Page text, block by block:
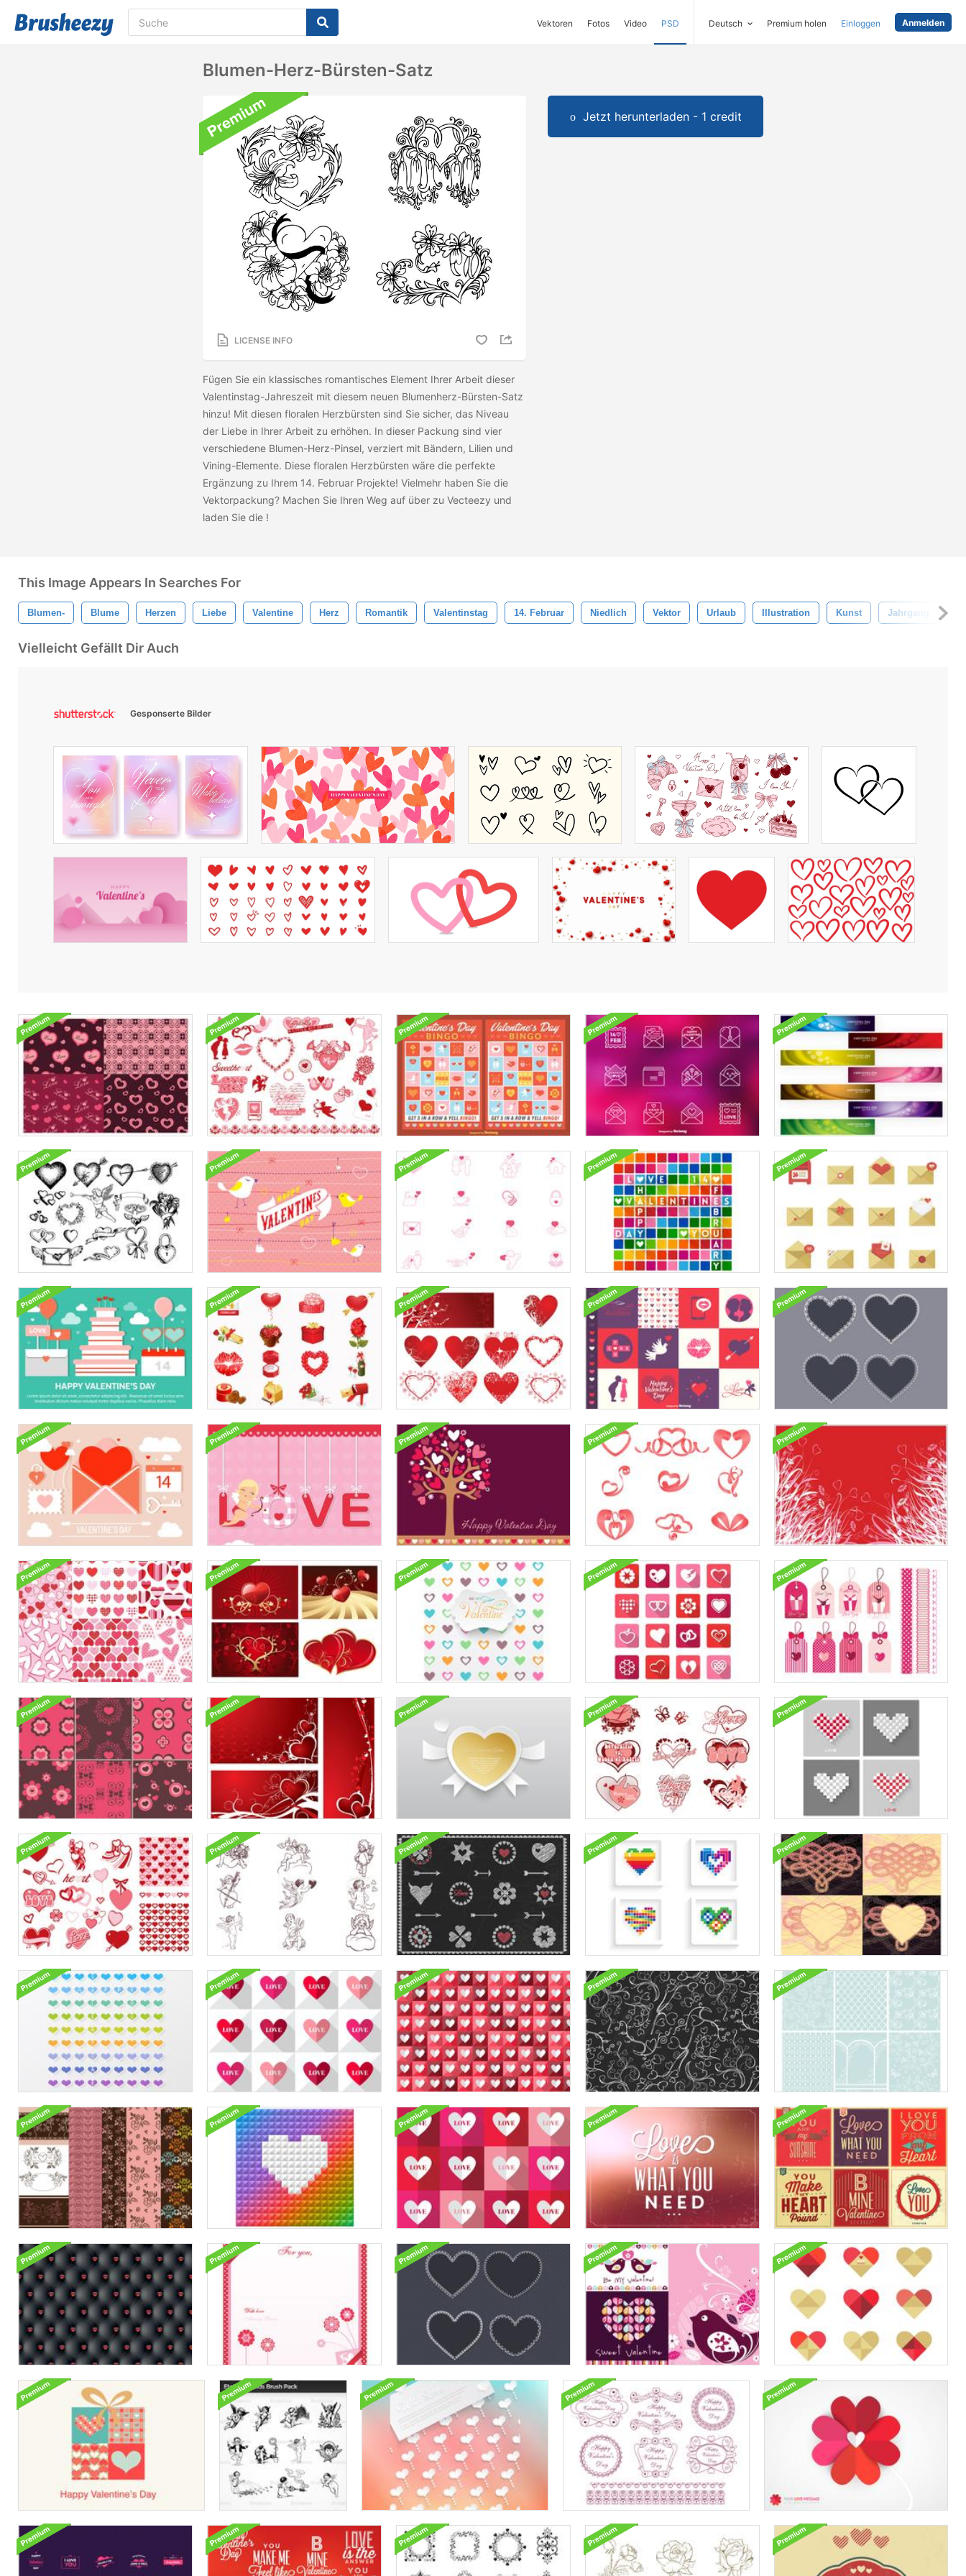
Vektoren Fotos Video PSD Deutsch Premium holen Einloggen Anmelden
Blumen-Herz-Bürsten-Satz
LICENSE INFO
Fügen Sie ein klassisches romantisches Element Ihrer Arbeit dieser
Valentinstag-Jahreszeit mit diesem neuen Blumenherz-Bürsten-Satz
hinzu! Mit diesen floralen Herzbürsten sind Sie sicher, das Niveau
der Liebe in Ihrer Arbeit zu erhöhen. In dieser Packung sind vier
verschiedene Blumen-Herz-Pinsel, verziert mit Bändern, Lilien und
Vining-Elemente. Diese floralen Herzbürsten wäre die perfekte
Ergänzung zu Ihrem 14. Februar Projekte! Vielmehr haben Sie die
Vektorpackung? Machen Sie Ihren Weg auf über zu Vecteezy und
laden Sie die !
Jetzt herunterladen - 1 credit
This Image Appears In Searches For
Blumen- Blume Herzen Liebe Valentine Herz Romantik Valentinstag 14. Februar Niedlich Vektor Urlaub Illustration Kunst Jahrgang
Vielleicht Gefällt Dir Auch
Gesponserte Bilder